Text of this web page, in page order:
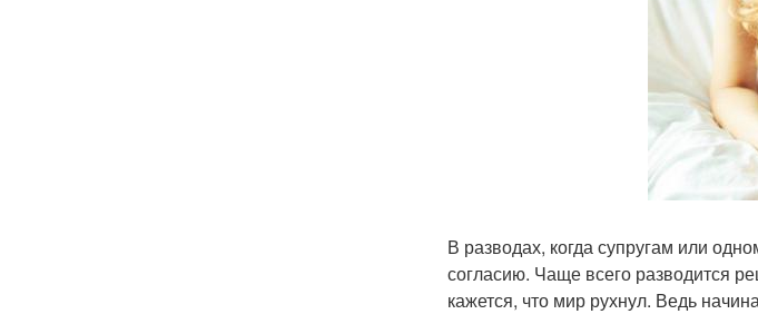
В разводах, когда супругам или
согласию. Чаще всего разводится
кажется, что мир рухнул. Ведь